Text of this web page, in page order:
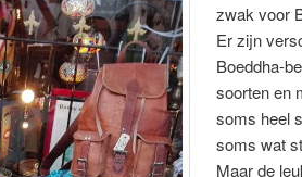
zwak voor
Er zijn
Boeddha-
soorten en
soms heel
soms wat
Maar de